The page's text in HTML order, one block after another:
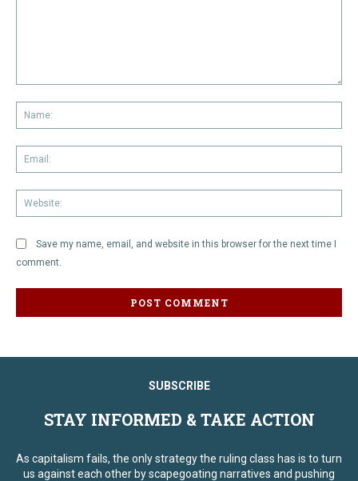
Save my name, email, and website in this browser for the next time I
comment.
SUBSCRIBE
STAY INFORMED & TAKE ACTION
As capitalism fails, the only strategy the ruling class has is to turn
us against each other by scapegoating narratives and pushing